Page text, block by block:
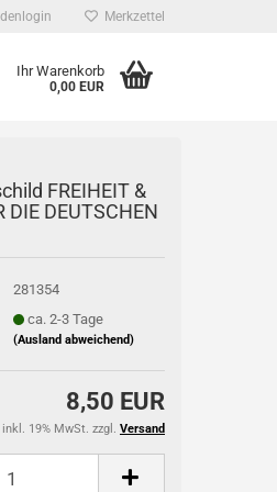
Merkzettel
Ihr Warenkorb
0,00 EUR
FREIHEIT &
DIE DEUTSCHEN
281354
ca. 2-3 Tage
(Ausland abweichend)
8,50 EUR
inkl. 19% MwSt. zzgl. Versand